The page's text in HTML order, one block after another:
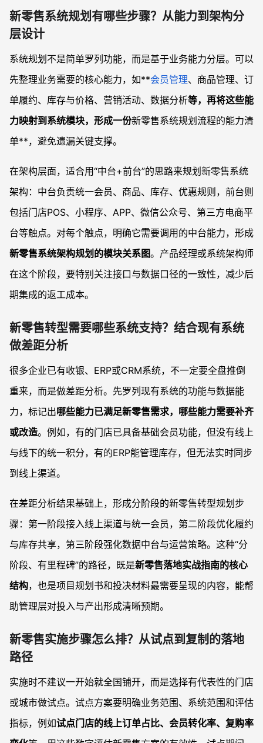
新零售系统规划有哪些步骤？从能力到架构分
层设计
系统规划不是简单罗列功能，而是基于业务能力分层。可以
先整理业务需要的核心能力，如**会员管理、商品管理、订
单履约、库存与价格、营销活动、数据分析等，再将这些能
力映射到系统模块，形成一份新零售系统规划流程的能力清
单**，避免遗漏关键支撑。
在架构层面，适合用“中台+前台”的思路来规划新零售系统
架构：中台负责统一会员、商品、库存、优惠规则，前台则
包括门店POS、小程序、APP、微信公众号、第三方电商平
台等触点。对每个触点，明确它需要调用的中台能力，形成
新零售系统架构规划的模块关系图。产品经理或系统架构师
在这个阶段，要特别关注接口与数据口径的一致性，减少后
期集成的返工成本。
新零售转型需要哪些系统支持？结合现有系统
做差距分析
很多企业已有收银、ERP或CRM系统，不一定要全盘推倒
重来，而是做差距分析。先罗列现有系统的功能与数据能
力，标记出哪些能力已满足新零售需求，哪些能力需要补齐
或改造。例如，有的门店已具备基础会员功能，但没有线上
与线下的统一积分，有的ERP能管理库存，但无法实时同步
到线上渠道。
在差距分析结果基础上，形成分阶段的新零售转型规划步
骤：第一阶段接入线上渠道与统一会员，第二阶段优化履约
与库存共享，第三阶段强化数据中台与运营策略。这种“分
阶段、有里程碑”的路径，既是新零售落地实战指南的核心
结构，也是项目规划书和投决材料最需要呈现的内容，能帮
助管理层对投入与产出形成清晰预期。
新零售实施步骤怎么排？从试点到复制的落地
路径
实施时不建议一开始就全国铺开，而是选择有代表性的门店
或城市做试点。试点方案要明确业务范围、系统范围和评估
指标，例如试点门店的线上订单占比、会员转化率、复购率